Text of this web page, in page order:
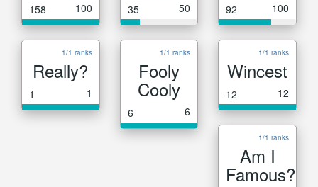
158 100 35 50 92 100
1/1 ranks
Really?
1 1
1/1 ranks
Fooly
Cooly
6 6
1/1 ranks
Wincest
12 12
1/1 ranks
Am I
Famous?